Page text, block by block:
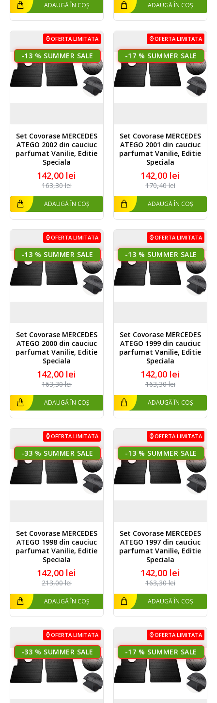
ADAUGĂ ÎN COȘ ADAUGĂ ÎN COȘ
OFERTA LIMITATA
-13 %
Set Covorase MERCEDES
ATEGO 2002 din cauciuc
parfumat Vanilie, Editie
Speciala
142,00 lei
163,30 lei
ADAUGĂ ÎN COȘ
OFERTA LIMITATA
-17 %
Set Covorase MERCEDES
ATEGO 2001 din cauciuc
parfumat Vanilie, Editie
Speciala
142,00 lei
170,40 lei
ADAUGĂ ÎN COȘ
OFERTA LIMITATA
-13 %
Set Covorase MERCEDES
ATEGO 2000 din cauciuc
parfumat Vanilie, Editie
Speciala
142,00 lei
163,30 lei
ADAUGĂ ÎN COȘ
OFERTA LIMITATA
-13 %
Set Covorase MERCEDES
ATEGO 1999 din cauciuc
parfumat Vanilie, Editie
Speciala
142,00 lei
163,30 lei
ADAUGĂ ÎN COȘ
OFERTA LIMITATA
-33 %
Set Covorase MERCEDES
ATEGO 1998 din cauciuc
parfumat Vanilie, Editie
Speciala
142,00 lei
213,00 lei
ADAUGĂ ÎN COȘ
OFERTA LIMITATA
-13 %
Set Covorase MERCEDES
ATEGO 1997 din cauciuc
parfumat Vanilie, Editie
Speciala
142,00 lei
163,30 lei
ADAUGĂ ÎN COȘ
OFERTA LIMITATA
-33 %
OFERTA LIMITATA
-17 %